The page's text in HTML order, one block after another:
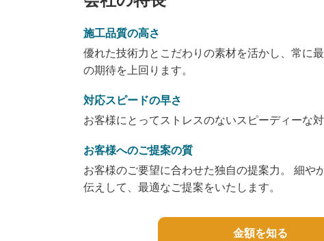
施工品質の高さ
優れた技術力とこだわりの素材を活かし、常に
の期待を上回ります。
対応スピードの早さ
お客様にとってストレスのないスピーディーな
お客様へのご提案の質
お客様のご要望に合わせた独自の提案力。 細
伝えして、最適なご提案をいたします。
金額を知る